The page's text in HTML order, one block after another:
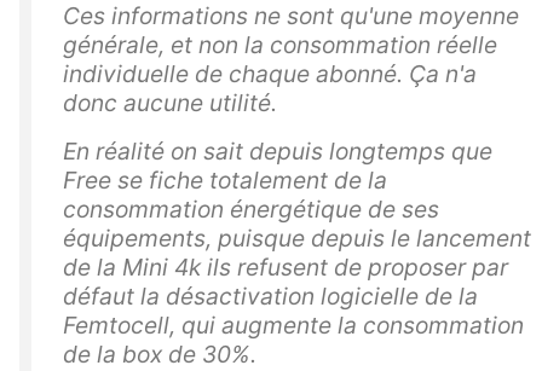
Ces informations ne sont qu'une moyenne
générale, et non la consommation réelle
individuelle de chaque abonné. Ça n'a
donc aucune utilité.
En réalité on sait depuis longtemps que
Free se fiche totalement de la
consommation énergétique de ses
équipements, puisque depuis le lancement
de la Mini 4k ils refusent de proposer par
défaut la désactivation logicielle de la
Femtocell, qui augmente la consommation
de la box de 30%.